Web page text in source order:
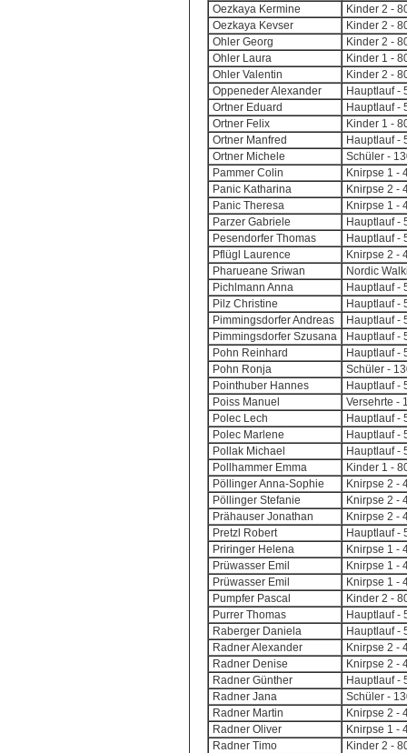
Oezkaya Kermine
Kinder 2 -
Oezkaya Kevser
Kinder 2 -
Ohler Georg
Kinder 2 -
Ohler Laura
Kinder 1 -
Ohler Valentin
Kinder 2 -
Oppeneder Alexander
Hauptlauf -
Ortner Eduard
Hauptlauf -
Ortner Felix
Kinder 1 -
Ortner Manfred
Hauptlauf -
Ortner Michele
Schüler -
Pammer Colin
Knirpse 1 -
Panic Katharina
Knirpse 2 -
Panic Theresa
Knirpse 1 -
Parzer Gabriele
Hauptlauf -
Pesendorfer Thomas
Hauptlauf -
Pflügl Laurence
Knirpse 2 -
Pharueane Sriwan
Nordic
Pichlmann Anna
Hauptlauf -
Pilz Christine
Hauptlauf -
Pimmingsdorfer Andreas
Hauptlauf -
Pimmingsdorfer Szusana
Hauptlauf -
Pohn Reinhard
Hauptlauf -
Pohn Ronja
Schüler -
Pointhuber Hannes
Hauptlauf -
Poiss Manuel
Versehrte -
Polec Lech
Hauptlauf -
Polec Marlene
Hauptlauf -
Pollak Michael
Hauptlauf -
Pollhammer Emma
Kinder 1 -
Pöllinger Anna-Sophie
Knirpse 2 -
Pöllinger Stefanie
Knirpse 2 -
Prähauser Jonathan
Knirpse 2 -
Pretzl Robert
Hauptlauf -
Priringer Helena
Knirpse 1 -
Prüwasser Emil
Knirpse 1 -
Prüwasser Emil
Knirpse 1 -
Pumpfer Pascal
Kinder 2 -
Purrer Thomas
Hauptlauf -
Raberger Daniela
Hauptlauf -
Radner Alexander
Knirpse 2 -
Radner Denise
Knirpse 2 -
Radner Günther
Hauptlauf -
Radner Jana
Schüler -
Radner Martin
Knirpse 2 -
Radner Oliver
Knirpse 1 -
Radner Timo
Kinder 2 -